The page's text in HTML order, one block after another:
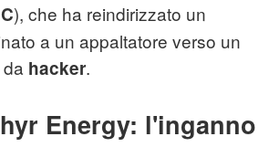
), che ha reindirizzato un
a un appaltatore verso un
hacker.
Energy: l'inganno